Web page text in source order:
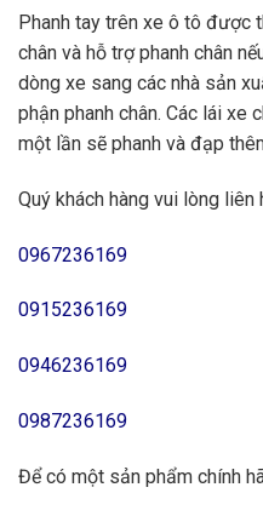
Phanh tay trên xe ô tô được
chân và hỗ trợ phanh chân
dòng xe sang các nhà sản
phận phanh chân. Các lái xe
một lần sẽ phanh và đạp
Quý khách hàng vui lòng liên
0967236169
0915236169
0946236169
0987236169
Để có một sản phẩm chính